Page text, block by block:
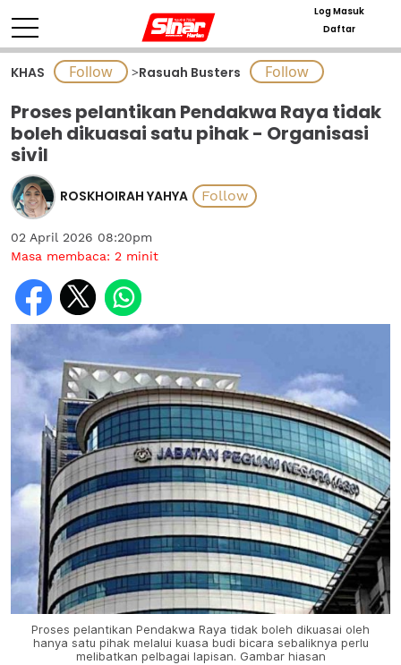
Log Masuk
Daftar
KHAS >Rasuah Busters
Proses pelantikan Pendakwa Raya tidak
boleh dikuasai satu pihak - Organisasi
sivil
ROSKHOIRAH YAHYA
02 April 2026 08:20pm
Masa membaca: 2 minit
Proses pelantikan Pendakwa Raya tidak boleh dikuasai oleh
hanya satu pihak melalui kuasa budi bicara sebaliknya perlu
melibatkan pelbagai lapisan. Gambar hiasan